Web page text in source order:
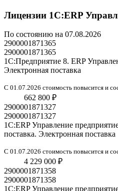
Лицензии 1С:ERP
По состоянию на 07.08.2026
2900001871365
2900001871365
1С:Предприятие 8. ERP
Электронная поставка
С 01.07.2026 стоимость повысится и
662 800 ₽
2900001871327
2900001871327
1С:ERP Управление
поставка. Электронная поставка
С 01.07.2026 стоимость повысится и
4 229 000 ₽
2900001871358
2900001871358
1С:ERP Управление